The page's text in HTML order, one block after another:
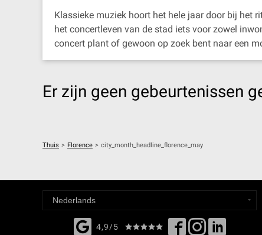
Klassieke muziek hoort het hele jaar door bij het
het concertleven van de stad iets voor zowel
concert plant of gewoon op zoek bent naar een
Er zijn geen gebeurtenissen
Thuis > Florence > city_month_headline_florence_may
4,9/5